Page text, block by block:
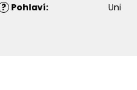
? Pohlaví: Uni